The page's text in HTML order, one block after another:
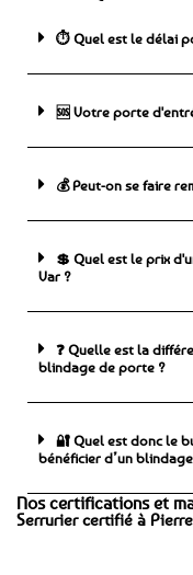
⏱️ Quel est le délai
🆘 ️Votre porte
💰 Peut-on se faire
💲 Quel est le prix
Var ?
❓ Quelle est la
blindage de porte ?
🔐 Quel est donc le
bénéficier d’un
Nos certifications et
Serrurier certifié à